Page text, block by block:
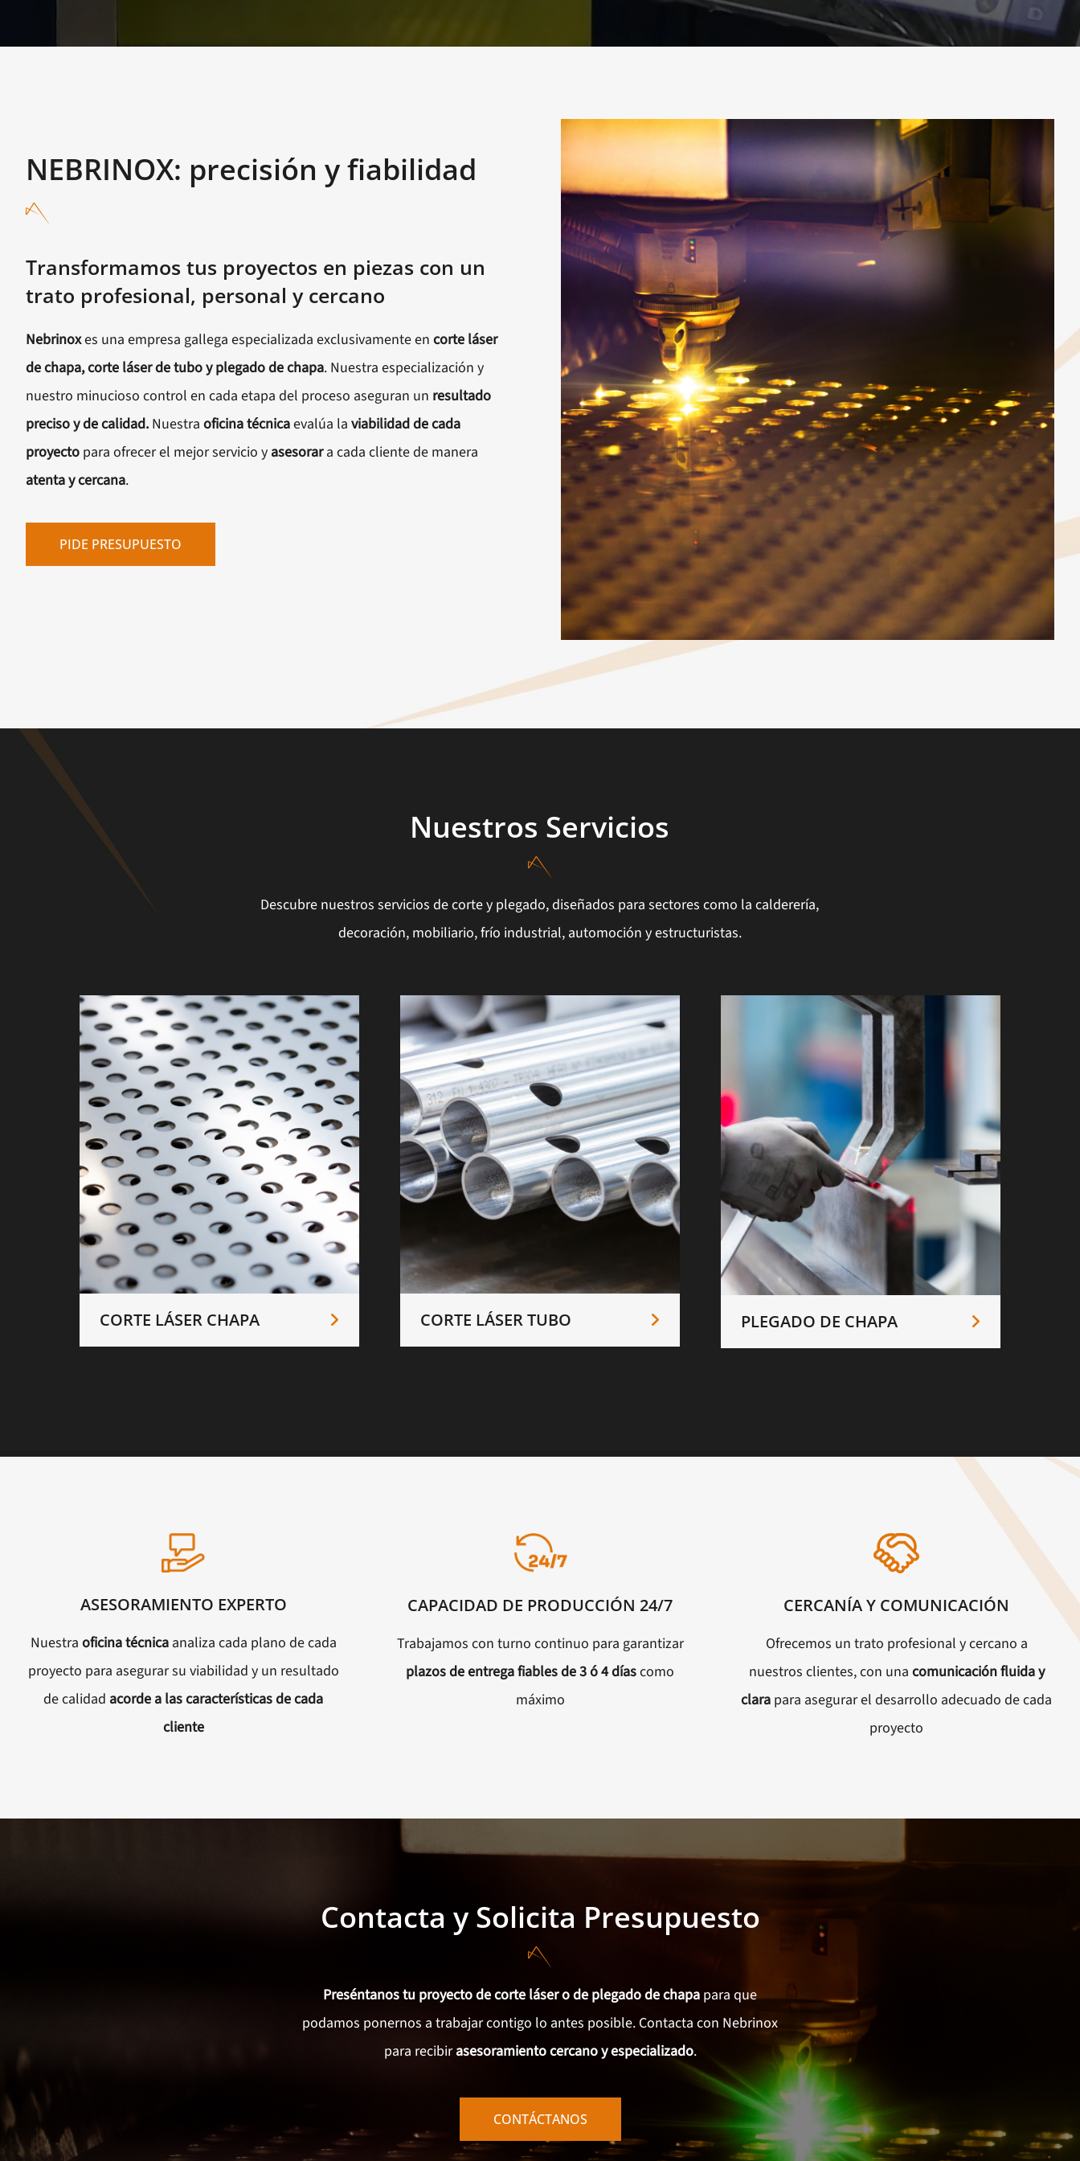
NEBRINOX: precisión y fiabilidad
Transformamos tus proyectos en piezas con un
trato profesional, personal y cercano
Nebrinoxes una empresa gallega especializada exclusivamente en corte láser
de chapa, corte láser de tubo y plegado de chapa. Nuestra especialización y
nuestro minucioso control en cada etapa del proceso aseguran un resultado
preciso y de calidad.Nuestra oficina técnicaevalúa la viabilidad de cada
proyectopara ofrecer el mejor servicio y asesorara cada cliente de manera
atenta y cercana.
PIDE PRESUPUESTO
Nuestros Servicios
Descubre nuestros servicios de corte y plegado, diseñados para sectores como la calderería,
decoración, mobiliario, frío industrial, automoción y estructuristas.
CORTE LÁSER CHAPA CORTE LÁSER TUBO PLEGADO DE CHAPA
ASESORAMIENTO EXPERTO
Nuestra oficina técnicaanaliza cada plano de cada
proyecto para asegurar su viabilidad y un resultado
de calidad acorde a las características de cada
cliente
CAPACIDAD DE PRODUCCIÓN 24/7
Trabajamos con turno continuo para garantizar
plazos de entrega fiables de 3 ó 4 díascomo
máximo
CERCANÍA Y COMUNICACIÓN
Ofrecemos un trato profesional y cercano a
nuestros clientes, con una comunicación fluida y
clara para asegurar el desarrollo adecuado de cada
proyecto
Contacta y Solicita Presupuesto
Preséntanos tu proyecto de corte láser o de plegado de chapa para que
podamos ponernos a trabajar contigo lo antes posible. Contacta con Nebrinox
para recibirasesoramiento cercano y especializado.
CONTÁCTANOS